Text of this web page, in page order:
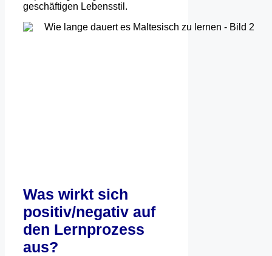
geschäftigen Lebensstil.
Was wirkt sich
positiv/negativ auf
den Lernprozess
aus?